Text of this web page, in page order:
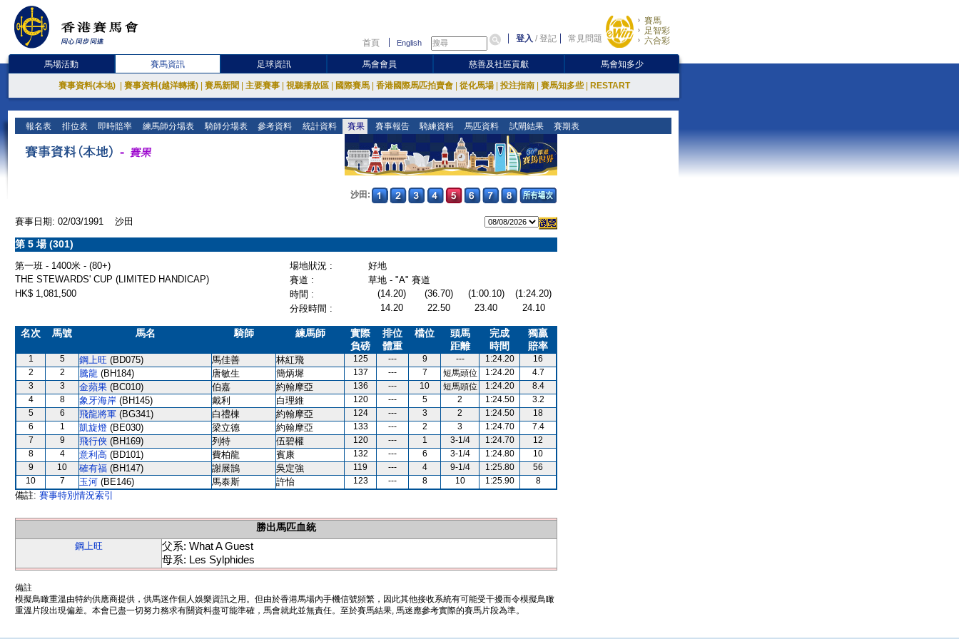
首頁 English 登入 /登記 常見問題
賽馬
足智彩
六合彩
馬場活動 賽馬資訊 足球資訊 馬會會員 慈善及社區貢獻 馬會知多少
賽事資料(本地) 賽事資料(越洋轉播) 賽馬新聞 主要賽事 視聽播放區 國際賽馬 香港國際馬匹拍賣會 從化馬場 投注指南 賽馬知多些 RESTART
報名表 排位表 即時賠率 練馬師分場表 騎師分場表 參考資料 統計資料 賽果 賽事報告 騎練資料 馬匹資料 試閘結果 賽期表
沙田:
賽事日期: 02/03/1991 沙田
第 5 場 (301)
第一班 - 1400米 - (80+) 場地狀況 :
好地
THE STEWARDS' CUP (LIMITED HANDICAP)
賽道 :
草地 - "A" 賽道
HK$ 1,081,500
時間 : (14.20) (36.70) (1:00.10)
(1:24.20)
分段時間 :
14.20 22.50 23.40 24.10
名次 馬號 馬名 騎師 練馬師
實際
負磅
排位
體重
檔位
頭馬
距離
完成
時間
獨贏
賠率
1 5 鋼上旺 (BD075) 馬佳善 林紅飛 125 --- 9 --- 1:24.20
16
2
2 騰龍 (BH184) 唐敏生 簡炳墀 137 --- 7 短馬頭位 1:24.20
4.7
3
3 金蘋果 (BC010) 伯嘉 約翰摩亞 136 --- 10 短馬頭位 1:24.20
8.4
4
8 象牙海岸 (BH145) 戴利 白理維 120 --- 5 2 1:24.50
3.2
5
6 飛龍將軍 (BG341) 白禮棟 約翰摩亞 124 --- 3 2 1:24.50
18
6
1 凱旋燈 (BE030) 梁立德 約翰摩亞 133 --- 2 3 1:24.70
7.4
7
9 飛行俠 (BH169) 列特 伍碧權 120 --- 1 3-1/4 1:24.70
12
8
4 意利高 (BD101) 費柏龍 賓康 132 --- 6 3-1/4 1:24.80
10
9
10 確有福 (BH147) 謝展鵠 吳定強 119 --- 4 9-1/4 1:25.80
56
10
7 玉河 (BE146) 馬泰斯 許怡 123 --- 8 10 1:25.90 8
備註: 賽事特別情況索引
勝出馬匹血統
鋼上旺
父系: What A Guest
母系: Les Sylphides
備註
模擬鳥瞰重溫由特約供應商提供，供馬迷作個人娛樂資訊之用。但由於香港馬場內手機信號頻繁，因此其他接收系統有可能受干擾而令模擬鳥瞰
重溫片段出現偏差。本會已盡一切努力務求有關資料盡可能準確，馬會就此並無責任。至於賽馬結果, 馬迷應參考實際的賽馬片段為準。